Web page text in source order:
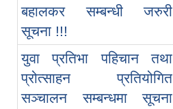
बहालकर सम्बन्धी जरुरी
सूचना !!!
युवा प्रतिभा पहिचान तथा
प्रोत्साहन प्रतियोगित
सञ्चालन सम्बन्धमा सूचना